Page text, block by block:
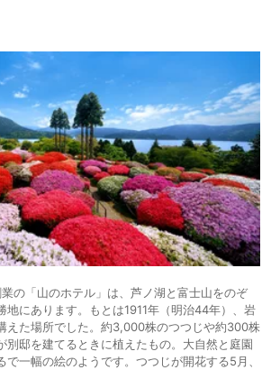
の「山のホテル」は、芦ノ湖と富士山をのぞ
地にあります。もとは1911年（明治44年）、岩
えた場所でした。約3,000株のつつじや約300株
別邸を建てるときに植えたもの。大自然と庭園
で一幅の絵のようです。つつじが開花する5月、